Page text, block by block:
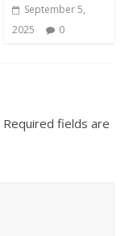
September 5,
2025
0
Required fields are